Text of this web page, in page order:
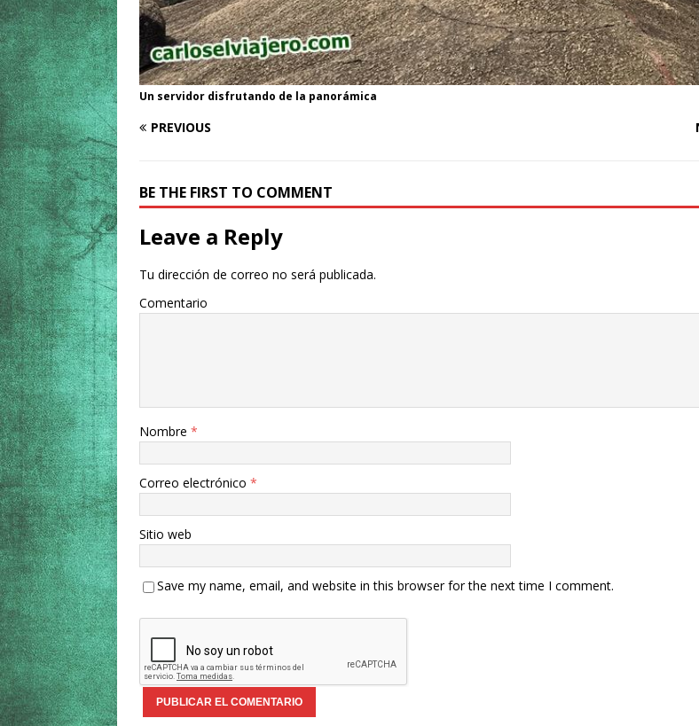
Un servidor disfrutando de la panorámica
PREVIOUS
BE THE FIRST TO COMMENT
Leave a Reply
Tu dirección de correo no será publicada.
Comentario
Nombre *
Correo electrónico *
Sitio web
Save my name, email, and website in this browser for the next time I comment.